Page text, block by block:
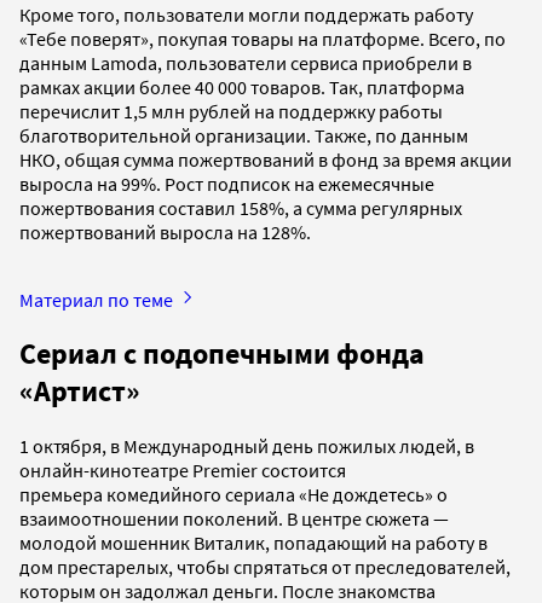
Кроме того, пользователи могли поддержать работу
«Тебе поверят», покупая товары на платформе. Всего, по
данным Lamoda, пользователи сервиса приобрели в
рамках акции более 40 000 товаров. Так, платформа
перечислит 1,5 млн рублей на поддержку работы
благотворительной организации. Также, по данным
НКО, общая сумма пожертвований в фонд за время акции
выросла на 99%. Рост подписок на ежемесячные
пожертвования составил 158%, а сумма регулярных
пожертвований выросла на 128%.
Материал по теме
Сериал с подопечными фонда
«Артист»
1 октября, в Международный день пожилых людей, в
онлайн-кинотеатре Premier состоится
премьера комедийного сериала «Не дождетесь» о
взаимоотношении поколений. В центре сюжета —
молодой мошенник Виталик, попадающий на работу в
дом престарелых, чтобы спрятаться от преследователей,
которым он задолжал деньги. После знакомства